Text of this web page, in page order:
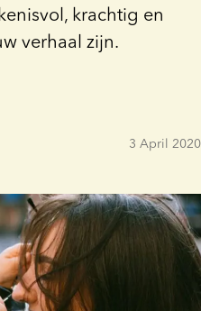
krachtig en
verhaal zijn.
3 April 2020